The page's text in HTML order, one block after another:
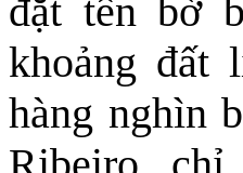
đặt tên bờ
khoảng đất
hàng nghìn